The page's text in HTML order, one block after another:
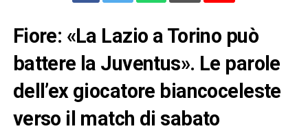
Fiore: «La Lazio a Torino può
battere la Juventus». Le parole
dell’ex giocatore biancoceleste
verso il match di sabato